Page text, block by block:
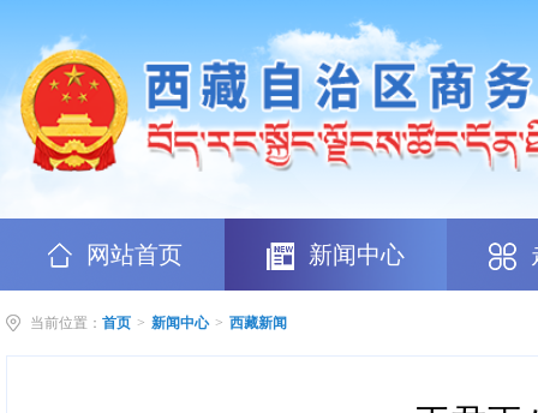
网站首页 新闻中心
当前位置： 首页 > 新闻中心 > 西藏新闻